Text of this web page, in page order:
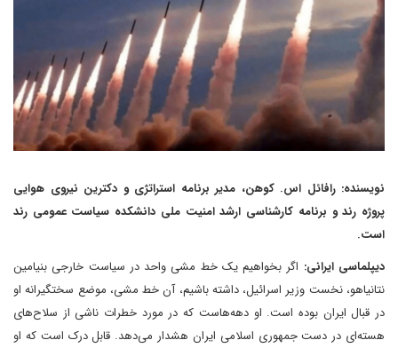
نویسنده: رافائل اس. کوهن، مدیر برنامه استراتژی و دکترین نیروی هوایی
پروژه رند و برنامه کارشناسی ارشد امنیت ملی دانشکده سیاست عمومی رند
است.
دیپلماسی ایرانی: اگر بخواهیم یک خط مشی واحد در سیاست خارجی بنیامین
نتانیاهو، نخست وزیر اسرائیل، داشته باشیم، آن خط مشی، موضع سختگیرانه او
در قبال ایران بوده است. او دهه‌هاست که در مورد خطرات ناشی از سلاح‌های
هسته‌ای در دست جمهوری اسلامی ایران هشدار می‌دهد. قابل درک است که او